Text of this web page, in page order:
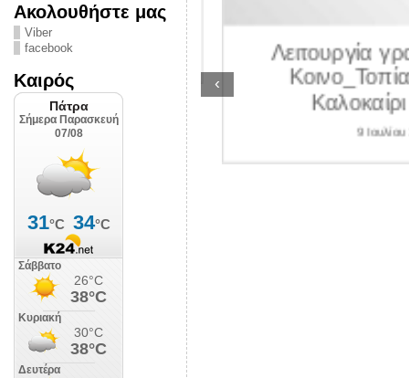
Ακολουθήστε μας
Viber
facebook
Καιρός
2026
Λειτουργία
Κοινο_Τοπίας
Καλοκαίρι
9 Ιουλίου
‹